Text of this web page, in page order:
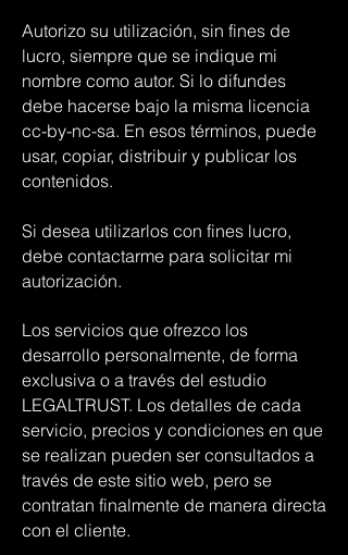
Autorizo su utilización, sin fines de
lucro, siempre que se indique mi
nombre como autor. Si lo difundes
debe hacerse bajo la misma licencia
cc-by-nc-sa. En esos términos, puede
usar, copiar, distribuir y publicar los
contenidos.
Si desea utilizarlos con fines lucro,
debe contactarme para solicitar mi
autorización.
Los servicios que ofrezco los
desarrollo personalmente, de forma
exclusiva o a través del estudio
LEGALTRUST. Los detalles de cada
servicio, precios y condiciones en que
se realizan pueden ser consultados a
través de este sitio web, pero se
contratan finalmente de manera directa
con el cliente.